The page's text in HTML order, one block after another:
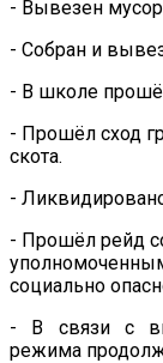
- Вывезен
- Собран и
- В школе
- Прошёл сход
скота.
-
- Прошёл рейд
социально
- В связи с
режима